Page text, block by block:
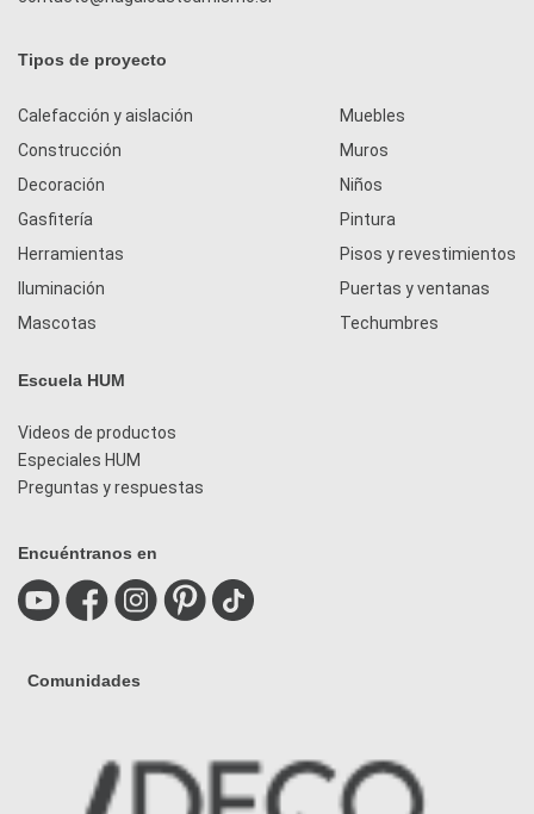
Tipos de proyecto
Calefacción y aislación
Construcción
Decoración
Gasfitería
Herramientas
Iluminación
Mascotas
Muebles
Muros
Niños
Pintura
Pisos y revestimientos
Puertas y ventanas
Techumbres
Escuela HUM
Videos de productos
Especiales HUM
Preguntas y respuestas
Encuéntranos en
Comunidades